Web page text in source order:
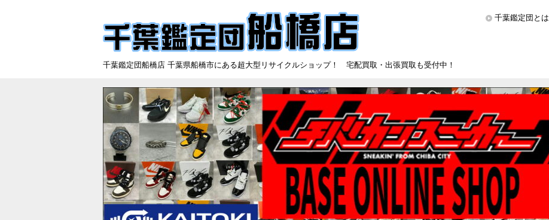
千葉鑑定団船橋店 千葉県船橋市にある超大型リサイクルショップ！ 宅配買取・出張買取も受付中！
千葉鑑定団とは